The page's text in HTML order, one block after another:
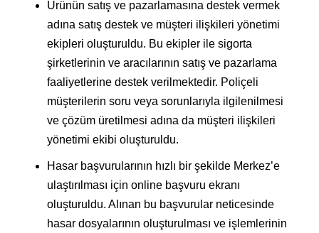
Ürünün satış ve pazarlamasına destek vermek
adına satış destek ve müşteri ilişkileri yönetimi
ekipleri oluşturuldu. Bu ekipler ile sigorta
şirketlerinin ve aracılarının satış ve pazarlama
faaliyetlerine destek verilmektedir. Poliçeli
müşterilerin soru veya sorunlarıyla ilgilenilmesi
ve çözüm üretilmesi adına da müşteri ilişkileri
yönetimi ekibi oluşturuldu.
Hasar başvurularının hızlı bir şekilde Merkez’e
ulaştırılması için online başvuru ekranı
oluşturuldu. Alınan bu başvurular neticesinde
hasar dosyalarının oluşturulması ve işlemlerinin